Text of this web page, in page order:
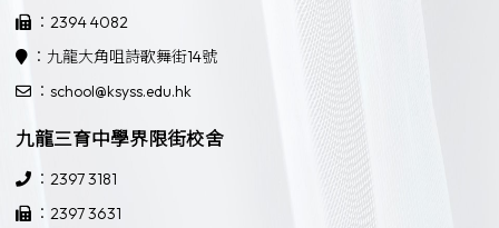
：2394 4082
：九龍大角咀詩歌舞街14號
：school@ksyss.edu.hk
九龍三育中學界限街校舍
：2397 3181
：2397 3631